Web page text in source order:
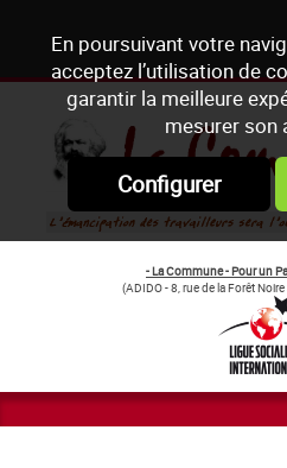
En poursuivant votre
acceptez l’utilisation de
garantir la meilleure
mesurer son
Configurer
- La Commune - Pour un
(ADIDO - 8, rue de la Forêt